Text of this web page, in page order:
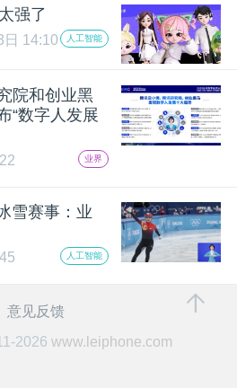
强了
日 14:10 人工智能
院和创业黑
“数字人发展
业界
雪赛事：业
人工智能
意见反馈
2026 www.leiphone.com